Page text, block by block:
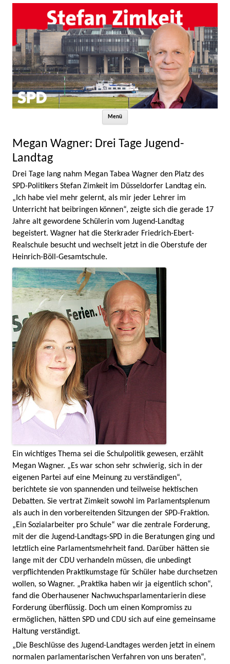
Menü
Megan Wagner: Drei Tage Jugend-
Landtag
Drei Tage lang nahm Megan Tabea Wagner den Platz des
SPD-Politikers Stefan Zimkeit im Düsseldorfer Landtag ein.
„Ich habe viel mehr gelernt, als mir jeder Lehrer im
Unterricht hat beibringen können“, zeigte sich die gerade 17
Jahre alt gewordene Schülerin vom Jugend-Landtag
begeistert. Wagner hat die Sterkrader Friedrich-Ebert-
Realschule besucht und wechselt jetzt in die Oberstufe der
Heinrich-Böll-Gesamtschule.
Ein wichtiges Thema sei die Schulpolitik gewesen, erzählt
Megan Wagner. „Es war schon sehr schwierig, sich in der
eigenen Partei auf eine Meinung zu verständigen“,
berichtete sie von spannenden und teilweise hektischen
Debatten. Sie vertrat Zimkeit sowohl im Parlamentsplenum
als auch in den vorbereitenden Sitzungen der SPD-Fraktion.
„Ein Sozialarbeiter pro Schule“ war die zentrale Forderung,
mit der die Jugend-Landtags-SPD in die Beratungen ging und
letztlich eine Parlamentsmehrheit fand. Darüber hätten sie
lange mit der CDU verhandeln müssen, die unbedingt
verpflichtenden Praktikumstage für Schüler habe durchsetzen
wollen, so Wagner. „Praktika haben wir ja eigentlich schon“,
fand die Oberhausener Nachwuchsparlamentarierin diese
Forderung überflüssig. Doch um einen Kompromiss zu
ermöglichen, hätten SPD und CDU sich auf eine gemeinsame
Haltung verständigt.
„Die Beschlüsse des Jugend-Landtages werden jetzt in einem
normalen parlamentarischen Verfahren von uns beraten“,